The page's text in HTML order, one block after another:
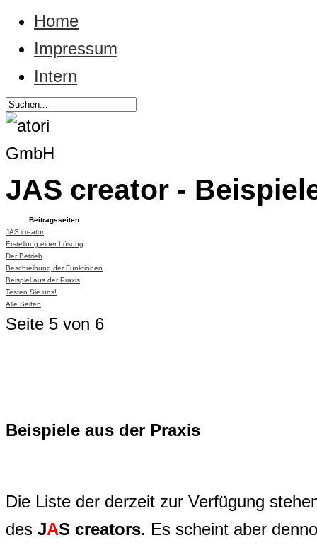
Home
Impressum
Intern
JAS creator -
Beitragsseiten
JAS creator
Erstellung einer Lösung
Der Betrieb
Beschreibung der Funktionen
Beispiel aus der Praxis
Testen Sie uns!
Alle Seiten
Seite 5 von 6
Beispiele aus der Praxis
Die Liste der derzeit zur Verfügung
des JAS creators. Es scheint aber